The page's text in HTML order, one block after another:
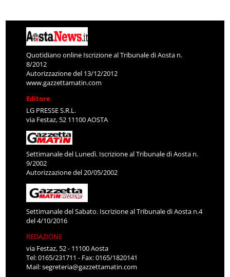
Quotidiano online Iscrizione al Tribunale di Aosta n.
8/2012
Autorizzazione del 13/12/2012
www.gazzettamatin.com
Editore
LG PRESSE S.R.L.
via Festaz, 52 11100 AOSTA
Settimanale del Lunedì. Iscrizione al Tribunale di Aosta n.
9/2002
Autorizzazione del 20/05/2002
Settimanale del Sabato. Iscrizione al Tribunale di Aosta n.4
del 4/10/2016
REDAZIONE
via Festaz, 52 - 11100 Aosta
Tel: 0165/231711 - Fax: 0165/1820141
Mail:segreteria@gazzettamatin.com